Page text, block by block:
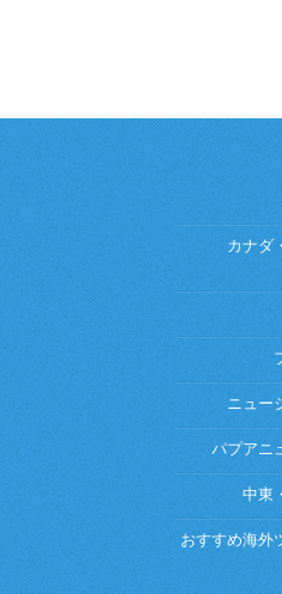
カナダ
ニュー
パプアニ
中東
おすすめ海外